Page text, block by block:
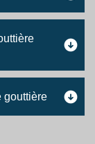
gouttière